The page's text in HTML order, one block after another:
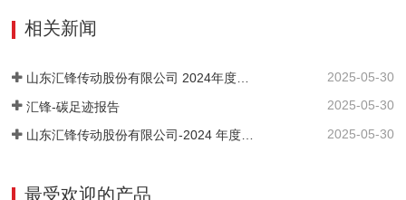
相关新闻
山东汇锋传动股份有限公司 2024年度社会责任报告 2025-05-30
汇锋-碳足迹报告 2025-05-30
2025-05-30
最受欢迎的产品